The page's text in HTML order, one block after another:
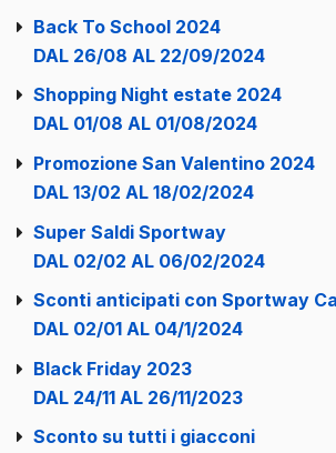
Back To School 2024
DAL 26/08 AL 22/09/2024
Shopping Night estate 2024
DAL 01/08 AL 01/08/2024
Promozione San Valentino 2024
DAL 13/02 AL 18/02/2024
Super Saldi Sportway
DAL 02/02 AL 06/02/2024
Sconti anticipati con Sportway
DAL 02/01 AL 04/1/2024
Black Friday 2023
DAL 24/11 AL 26/11/2023
Sconto su tutti i giacconi